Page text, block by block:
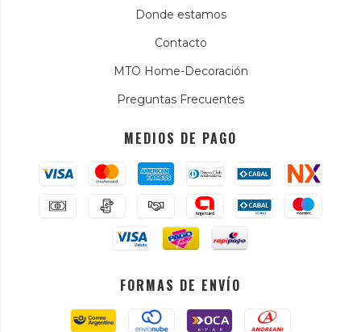
Donde estamos
Contacto
MTO Home-Decoración
Preguntas Frecuentes
MEDIOS DE PAGO
FORMAS DE ENVÍO